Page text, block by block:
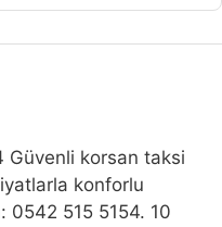
Güvenli korsan taksi
konforlu
0542 515 5154. 10